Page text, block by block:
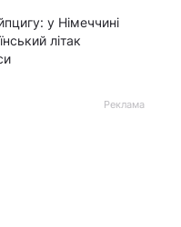
у Німеччині
літак
Реклама